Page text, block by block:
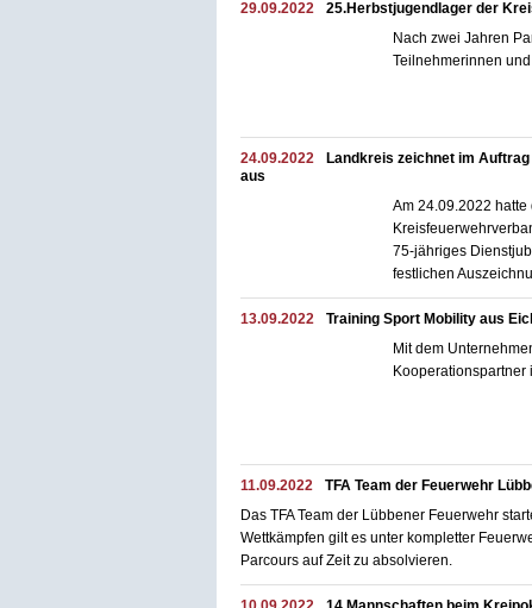
29.09.2022
25.Herbstjugendlager der
Nach zwei Jahren
Teilnehmerinnen
24.09.2022
Landkreis zeichnet im
aus
Am 24.09.2022
75-jähriges
festlichen
13.09.2022
Training Sport Mobility aus
Mit dem
11.09.2022
TFA Team der Feuerwehr
Das TFA Team der Lübbener Feuerwehr
Wettkämpfen gilt es unter kompletter
Parcours auf Zeit zu absolvieren.